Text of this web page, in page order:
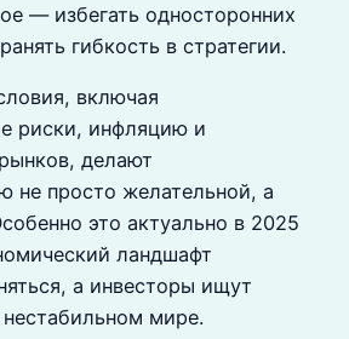
— избегать односторонних
гибкость в стратегии.
включая
риски, инфляцию и
делают
не просто желательной, а
это актуально в 2025
ландшафт
а инвесторы ищут
мире.